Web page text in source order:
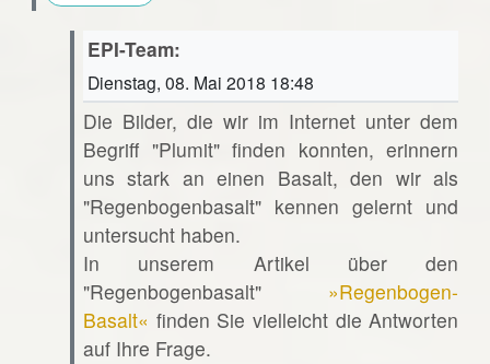
EPI-Team:
Dienstag, 08. Mai 2018 18:48
Die Bilder, die wir im Internet unter dem
Begriff "Plumit" finden konnten, erinnern
uns stark an einen Basalt, den wir als
"Regenbogenbasalt" kennen gelernt und
untersucht haben.
In unserem Artikel über den
"Regenbogenbasalt" »Regenbogen-
Basalt« finden Sie vielleicht die Antworten
auf Ihre Frage.